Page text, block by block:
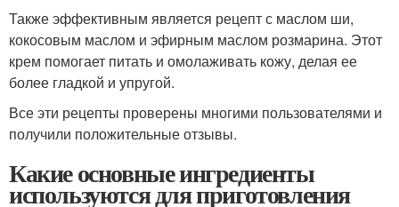
Также эффективным является рецепт с маслом ши,
кокосовым маслом и эфирным маслом розмарина. Этот
крем помогает питать и омолаживать кожу, делая ее
более гладкой и упругой.
Все эти рецепты проверены многими пользователями и
получили положительные отзывы.
Какие основные ингредиенты
используются для приготовления